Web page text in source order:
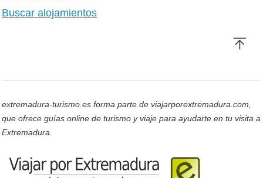
Buscar alojamientos
extremadura-turismo.es forma parte de viajarporextremadura.com,
que ofrece guías online de turismo y viaje para ayudarte en tu visita a
Extremadura.